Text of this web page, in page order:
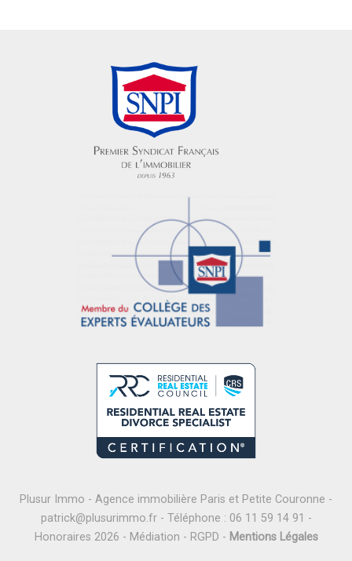
Plusur Immo - Agence immobilière Paris et Petite Couronne -
patrick@plusurimmo.fr- Téléphone : 06 11 59 14 91 -
Honoraires 2026 - Médiation - RGPD - Mentions Légales